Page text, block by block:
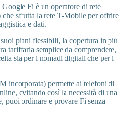
Fi è un operatore di rete
sfrutta la rete T-Mobile per offrire
e dati.
piani flessibili, la copertura in più
tariffaria semplice da comprendere,
sia per i nomadi digitali che per i
incorporata) permette ai telefoni di
evitando così la necessità di una
puoi ordinare e provare Fi senza